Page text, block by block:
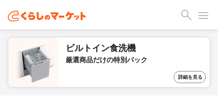
ビルトイン食洗機
厳選商品だけの特別パック
詳細を見る